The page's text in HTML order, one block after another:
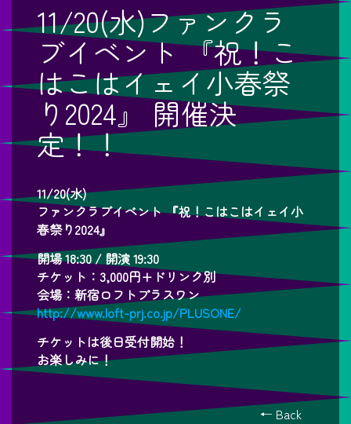
11/20(水)ファンクラ
ブイベント 『祝！こ
はこはイェイ小春祭
り2024』 開催決
定！！
11/20(水)
ファンクラブイベント 『祝！こはこはイェイ小
春祭り2024』
開場 18:30 / 開演 19:30
チケット：3,000円+ドリンク別
会場：新宿ロフトプラスワン
http://www.loft-prj.co.jp/PLUSONE/
チケットは後日受付開始！
お楽しみに！
← Back